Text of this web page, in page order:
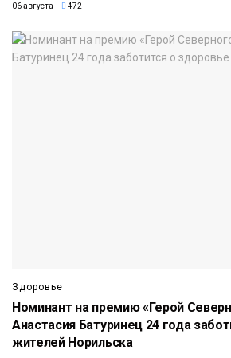
06 августа 472
Здоровье
Номинант на премию «Герой
Анастасия Батуринец 24 года
жителей Норильска